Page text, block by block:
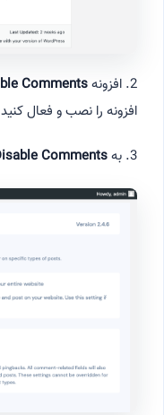
2. افزونه Comments
افزونه را نصب و فعال
3. به Comments